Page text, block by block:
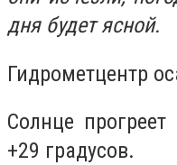
дня будет ясной.
Гидрометцентр
Солнце прогреет
+29 градусов.